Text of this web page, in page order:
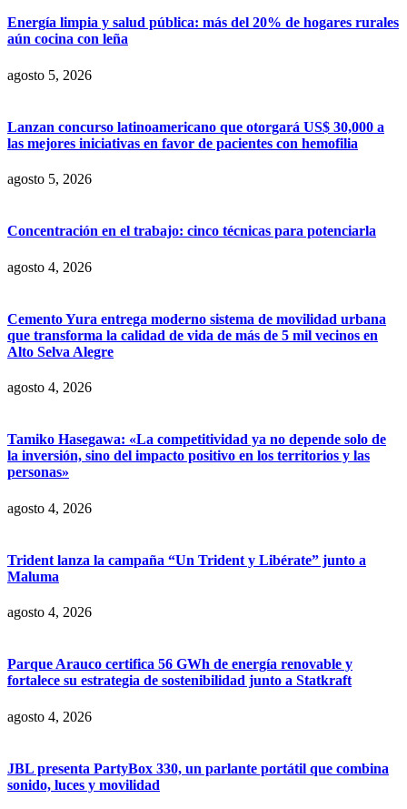
Energía limpia y salud pública: más del 20% de hogares rurales
aún cocina con leña
agosto 5, 2026
Lanzan concurso latinoamericano que otorgará US$ 30,000 a
las mejores iniciativas en favor de pacientes con hemofilia
agosto 5, 2026
Concentración en el trabajo: cinco técnicas para potenciarla
agosto 4, 2026
Cemento Yura entrega moderno sistema de movilidad urbana
que transforma la calidad de vida de más de 5 mil vecinos en
Alto Selva Alegre
agosto 4, 2026
Tamiko Hasegawa: «La competitividad ya no depende solo de
la inversión, sino del impacto positivo en los territorios y las
personas»
agosto 4, 2026
Trident lanza la campaña “Un Trident y Libérate” junto a
Maluma
agosto 4, 2026
Parque Arauco certifica 56 GWh de energía renovable y
fortalece su estrategia de sostenibilidad junto a Statkraft
agosto 4, 2026
JBL presenta PartyBox 330, un parlante portátil que combina
sonido, luces y movilidad